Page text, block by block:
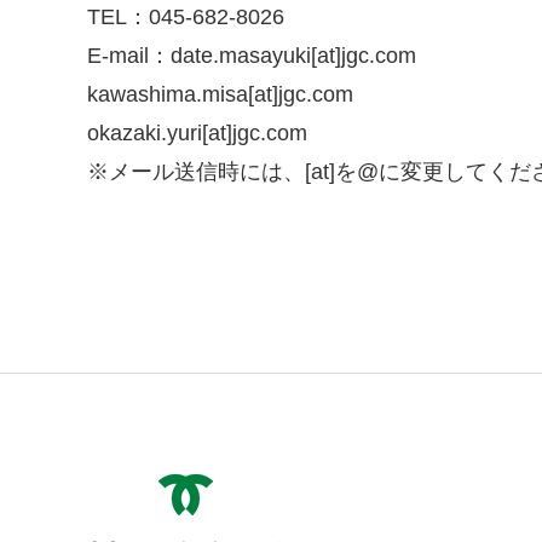
TEL：045-682-8026
E-mail：date.masayuki[at]jgc.com
kawashima.misa[at]jgc.com
okazaki.yuri[at]jgc.com
※メール送信時には、[at]を@に変更してくだ
神戸市役所